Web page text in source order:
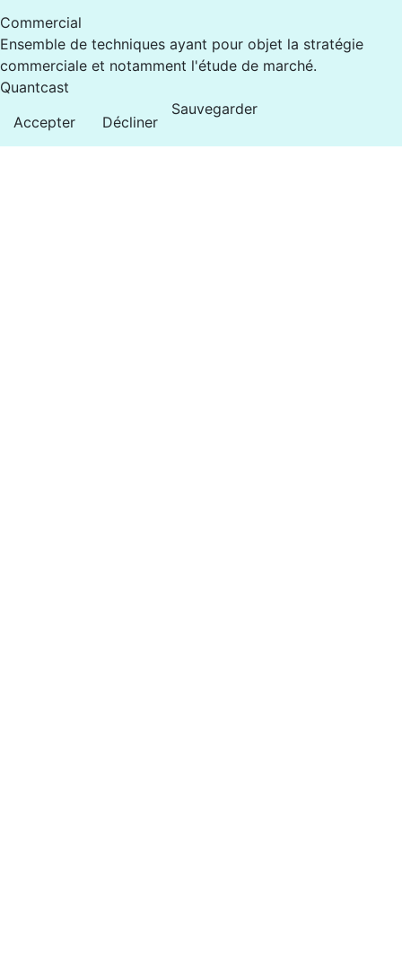
Commercial
Ensemble de techniques ayant pour objet la stratégie
commerciale et notamment l'étude de marché.
Quantcast
Accepter
Décliner
Sauvegarder